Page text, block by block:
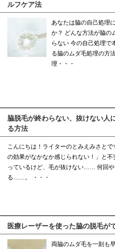
ルフケア法
あなたは脇の自己処理
か？ どんな方法が脇の
らない 今の自己処理で
る脇のムダ毛処理の方
理・・・
脇脱毛が終わらない、抜けない人
る方法
こんにちは！ライターのとみえみさと
の効果がなかなか感じられない！」と
っているけど、毛が抜けない…… 何回や
る……。 ・・・
医療レーザーを使った脇の脱毛が
両脇のムダ毛を一刻も